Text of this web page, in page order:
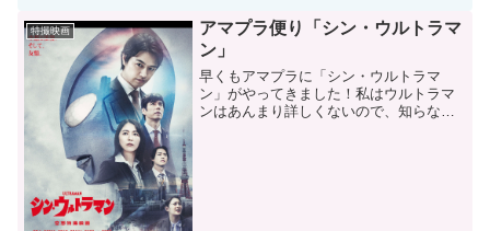
ンから始まる、その後の物語です。寄宿
学校に入ったあと、長い年...
特撮映画
アマプラ便り「シン・ウルトラマ
ン」
早くもアマプラに「シン・ウルトラマ
ン」がやってきました！私はウルトラマ
ンはあんまり詳しくないので、知らない